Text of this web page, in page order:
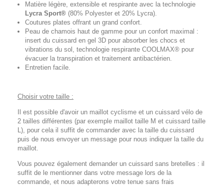
Matière légère, extensible et respirante avec la technologie
Lycra Sport® (80% Polyester et 20% Lycra).
Coutures plates offrant un grand confort.
Peau de chamois haut de gamme pour un confort maximal :
insert du cuissard en gel 3D pour absorber les chocs et
vibrations du sol, technologie respirante COOLMAX® pour
évacuer la transpiration et traitement antibactérien.
Entretien facile.
Choisir votre taille :
Il est possible d'avoir un maillot cyclisme et un cuissard vélo de
2 tailles différentes (par exemple maillot taille M et cuissard taille
L), pour cela il suffit de commander avec la taille du cuissard
puis de nous envoyer un message pour nous indiquer la taille du
maillot.
Vous pouvez également demander un cuissard sans bretelles : il
suffit de le mentionner dans votre message lors de la
commande, et nous adapterons votre tenue sans frais